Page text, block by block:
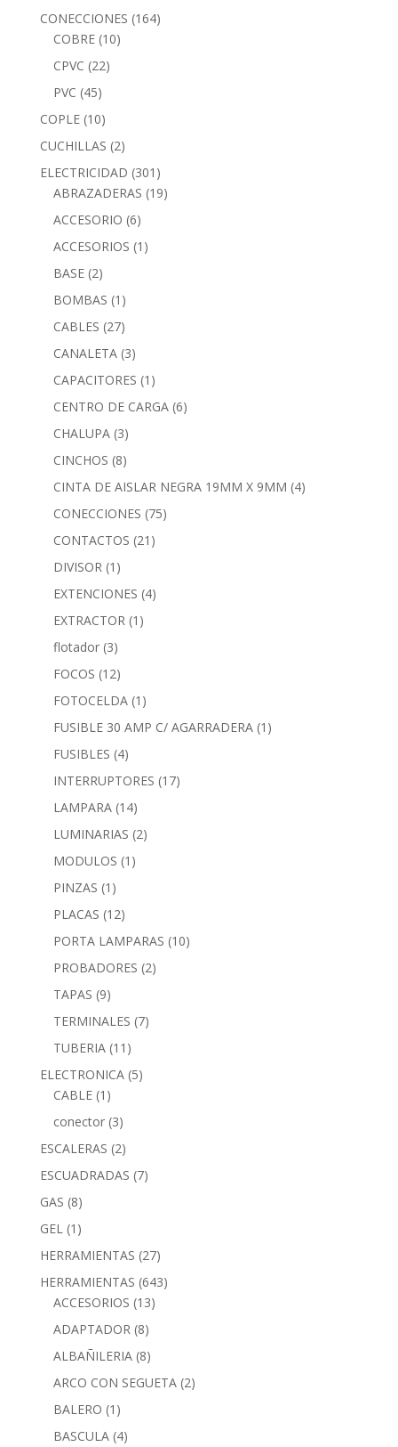
CONECCIONES (164)
COBRE (10)
CPVC (22)
PVC (45)
COPLE (10)
CUCHILLAS (2)
ELECTRICIDAD (301)
ABRAZADERAS (19)
ACCESORIO (6)
ACCESORIOS (1)
BASE (2)
BOMBAS (1)
CABLES (27)
CANALETA (3)
CAPACITORES (1)
CENTRO DE CARGA (6)
CHALUPA (3)
CINCHOS (8)
CINTA DE AISLAR NEGRA 19MM X 9MM (4)
CONECCIONES (75)
CONTACTOS (21)
DIVISOR (1)
EXTENCIONES (4)
EXTRACTOR (1)
flotador (3)
FOCOS (12)
FOTOCELDA (1)
FUSIBLE 30 AMP C/ AGARRADERA (1)
FUSIBLES (4)
INTERRUPTORES (17)
LAMPARA (14)
LUMINARIAS (2)
MODULOS (1)
PINZAS (1)
PLACAS (12)
PORTA LAMPARAS (10)
PROBADORES (2)
TAPAS (9)
TERMINALES (7)
TUBERIA (11)
ELECTRONICA (5)
CABLE (1)
conector (3)
ESCALERAS (2)
ESCUADRADAS (7)
GAS (8)
GEL (1)
HERRAMIENTAS (27)
HERRAMIENTAS (643)
ACCESORIOS (13)
ADAPTADOR (8)
ALBAÑILERIA (8)
ARCO CON SEGUETA (2)
BALERO (1)
BASCULA (4)